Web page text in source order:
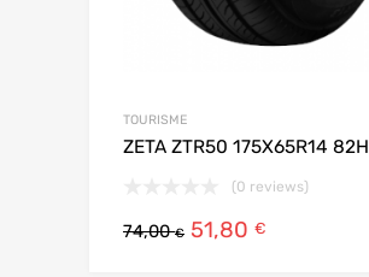
TOURISME
ZETA ZTR50 175X65R14 82H
(0 reviews)
74,00€ 51,80 €